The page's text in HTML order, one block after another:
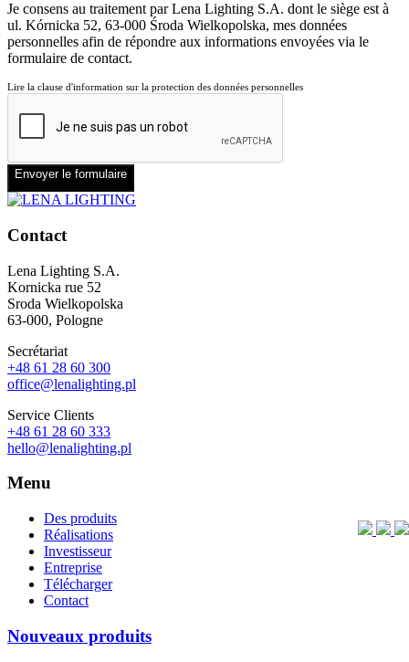
Je consens au traitement par Lena Lighting S.A. dont le siège est à
ul. Kórnicka 52, 63-000 Środa Wielkopolska, mes données
personnelles afin de répondre aux informations envoyées via le
formulaire de contact.
Lire la clause d'information sur la protection des données personnelles
Envoyer le formulaire
Contact
Lena Lighting S.A.
Kornicka rue 52
Sroda Wielkopolska
63-000, Pologne
Secrétariat
+48 61 28 60 300
office@lenalighting.pl
Service Clients
+48 61 28 60 333
hello@lenalighting.pl
Menu
Des produits
Réalisations
Investisseur
Entreprise
Télécharger
Contact
Nouveaux produits